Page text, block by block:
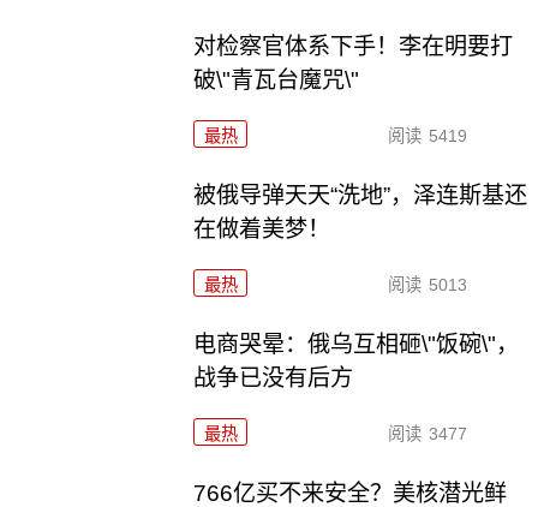
对检察官体系下手！李在明要打
破\"青瓦台魔咒\"
最热 阅读 5419
被俄导弹天天“洗地”，泽连斯基还
在做着美梦！
最热 阅读 5013
电商哭晕：俄乌互相砸\"饭碗\"，
战争已没有后方
最热 阅读 3477
766亿买不来安全？美核潜光鲜